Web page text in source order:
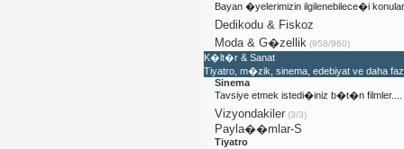
Bayan �yelerimizin ilgilenebilece�i
Dedikodu & Fiskoz
Moda & G�zellik(958/960)
K�lt�r & Sanat
Tiyatro, m�zik, sinema, edebiyat ve daha
Sinema
Tavsiye etmek istedi�iniz b�t�n filmler....
Vizyondakiler(3/3)
Payla��mlar-S
Tiyatro